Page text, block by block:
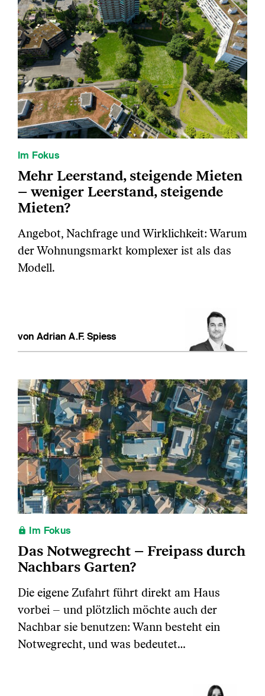
Im Fokus
Mehr Leerstand, steigende Mieten
– weniger Leerstand, steigende
Mieten?
Angebot, Nachfrage und Wirklichkeit: Warum
der Wohnungsmarkt komplexer ist als das
Modell.
von Adrian A.F. Spiess
Im Fokus
Das Notwegrecht – Freipass durch
Nachbars Garten?
Die eigene Zufahrt führt direkt am Haus
vorbei – und plötzlich möchte auch der
Nachbar sie benutzen: Wann besteht ein
Notwegrecht, und was bedeutet…